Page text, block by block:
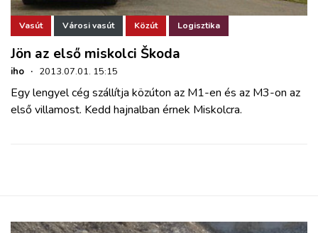
Vasút Városi vasút Közút Logisztika
Jön az első miskolci Škoda
iho · 2013.07.01. 15:15
Egy lengyel cég szállítja közúton az M1-en és az M3-on az
első villamost. Kedd hajnalban érnek Miskolcra.